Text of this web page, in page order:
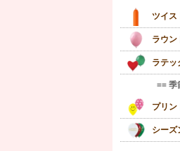
ツイス
ラウン
ラテッ
== 季
プリン
シーズ